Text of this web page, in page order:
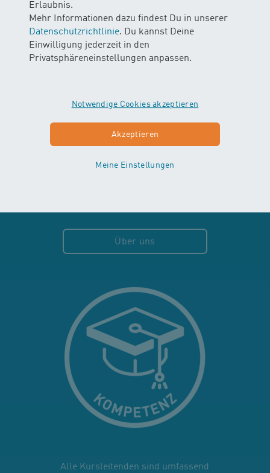
Erlaubnis.
Mehr Informationen dazu findest Du in unserer
Datenschutzrichtlinie. Du kannst Deine
Einwilligung jederzeit in den
Privatsphäreneinstellungen anpassen.
Notwendige Cookies akzeptieren
Akzeptieren
Meine Einstellungen
Seit 1998 fördern wir in unseren
Kleinkinder und stärken sie fürs
Über uns
Alle Kursleitenden sind umfassend